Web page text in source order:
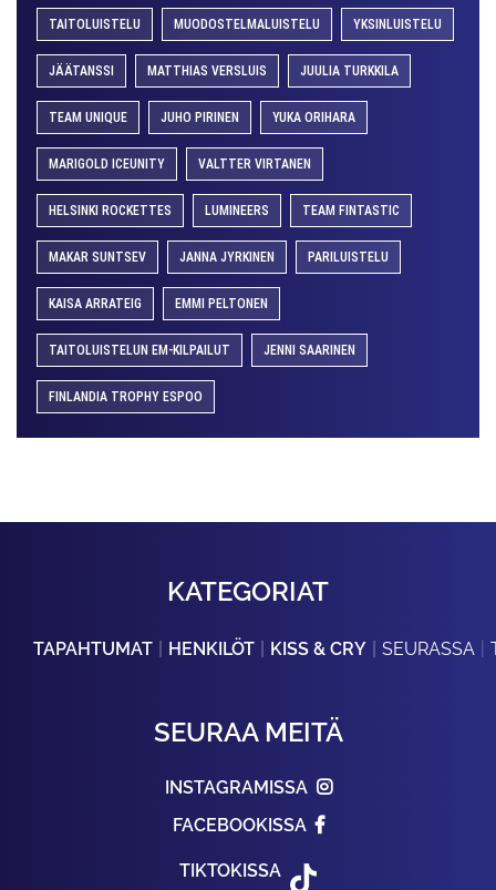
TAITOLUISTELU MUODOSTELMALUISTELU YKSINLUISTELU
JÄÄTANSSI MATTHIAS VERSLUIS JUULIA TURKKILA
TEAM UNIQUE JUHO PIRINEN YUKA ORIHARA
MARIGOLD ICEUNITY VALTTER VIRTANEN
HELSINKI ROCKETTES LUMINEERS TEAM FINTASTIC
MAKAR SUNTSEV JANNA JYRKINEN PARILUISTELU
KAISA ARRATEIG EMMI PELTONEN
TAITOLUISTELUN EM-KILPAILUT JENNI SAARINEN
FINLANDIA TROPHY ESPOO
KATEGORIAT
TAPAHTUMAT HENKILÖT KISS & CRY SEURASSA
SEURAA MEITÄ
INSTAGRAMISSA
FACEBOOKISSA
TIKTOKISSA